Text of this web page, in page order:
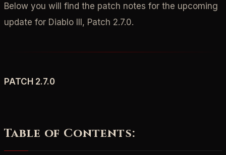
Below you will find the patch notes for the upcoming
update for Diablo III, Patch 2.7.0.
PATCH 2.7.0
Table of Contents: